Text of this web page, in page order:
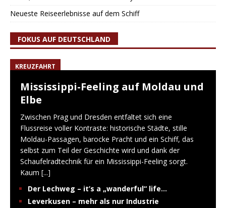
Neueste Reiseerlebnisse auf dem Schiff
FOKUS AUF DEUTSCHLAND
KREUZFAHRT
Mississippi-Feeling auf Moldau und
Elbe
Zwischen Prag und Dresden entfaltet sich eine
Flussreise voller Kontraste: historische Städte, stille
Moldau-Passagen, barocke Pracht und ein Schiff, das
selbst zum Teil der Geschichte wird und dank der
Schaufelradtechnik für ein Mississippi-Feeling sorgt.
Kaum [...]
Der Lechweg – it’s a „wanderful“ life…
Leverkusen – mehr als nur Industrie